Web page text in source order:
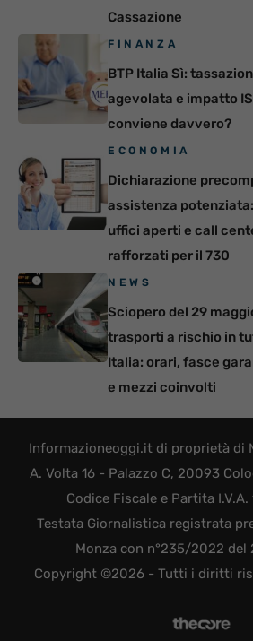
Cassazione
FINANZA
BTP Italia Sì:
agevolata e impatto
conviene davvero?
ECONOMIA
Dichiarazione
assistenza
uffici aperti e call
rafforzati per il 730
NEWS
Sciopero del 29
trasporti a rischio in
Italia: orari, fasce
e mezzi coinvolti
Informazioneoggi.it di proprietà di
A. Volta 16 - Palazzo C, 20093
Codice Fiscale e Partita I.V.A.
Testata Giornalistica registrata
Monza con n°235/2022
Copyright ©2026 - Tutti i diritti